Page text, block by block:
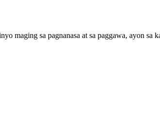
maging sa pagnanasa at sa paggawa, ayon sa